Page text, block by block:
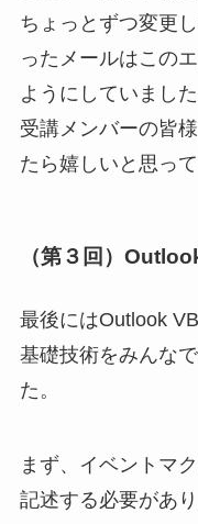
ちょっとずつ変更
ったメールはこの
ようにしていました
受講メンバーの皆
たら嬉しいと思っ
（第３回）
最後にはOutlook
基礎技術をみんな
た。
まず、イベントマ
記述する必要があり